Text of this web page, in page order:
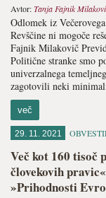
Avtor:Tanja Fajnik
Odlomek iz
Revščine ni mogoče
Fajnik Milakovič
Politične stranke smo
univerzalnega
za­gotovili neki
več
29. 11. 2021
Več kot 160 tisoč
človekovih
»Prihodnosti